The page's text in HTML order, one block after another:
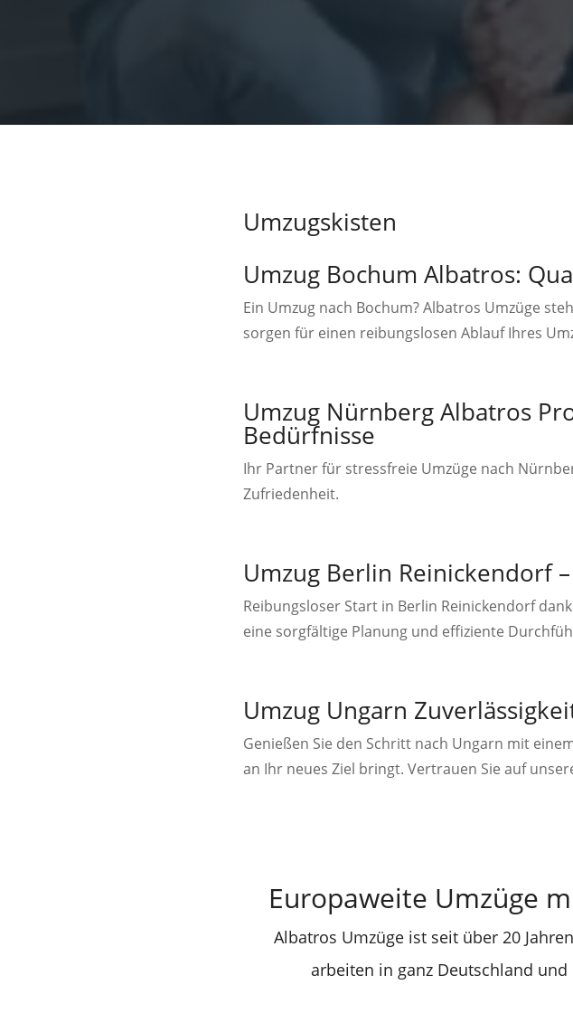
Umzugskisten
Umzug Bochum Albatros:
Ein Umzug nach Bochum? Albatros Umzüge
sorgen für einen reibungslosen Ablauf Ihres
Umzug Nürnberg Albatros
Bedürfnisse
Ihr Partner für stressfreie Umzüge nach
Zufriedenheit.
Umzug Berlin Reinickendorf
Reibungsloser Start in Berlin Reinickendorf
eine sorgfältige Planung und effiziente
Umzug Ungarn
Genießen Sie den Schritt nach Ungarn mit
an Ihr neues Ziel bringt. Vertrauen Sie auf
Europaweite Umzüge
Albatros Umzüge ist seit über 20
arbeiten in ganz Deutschland